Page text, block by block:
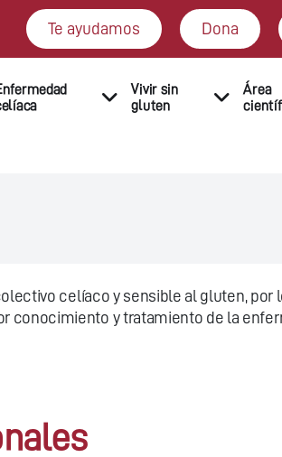
Te ayudamos Dona
Vivir sin
gluten
Área
celíaco y sensible al gluten,
conocimiento y tratamiento de la